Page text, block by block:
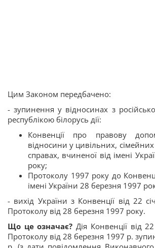
Цим Законом передбачено:
- зупинення у відносинах з
республікою білорусь дії:
Конвенції про правову
відносини у цивільних,
справах, вчиненої від імені
року;
Протоколу 1997 року до
імені України 28 березня 1997
- вихід України з Конвенції від 22
Протоколу від 28 березня 1997 року.
Що це означає? Дія Конвенції від
Протоколу від 28 березня 1997 р.